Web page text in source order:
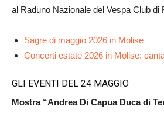
al Raduno Nazionale del Vespa Club di
Sagre di maggio 2026 in Molise
Concerti estate 2026 in Molise:
GLI EVENTI DEL 24 MAGGIO
Mostra “Andrea Di Capua Duca di